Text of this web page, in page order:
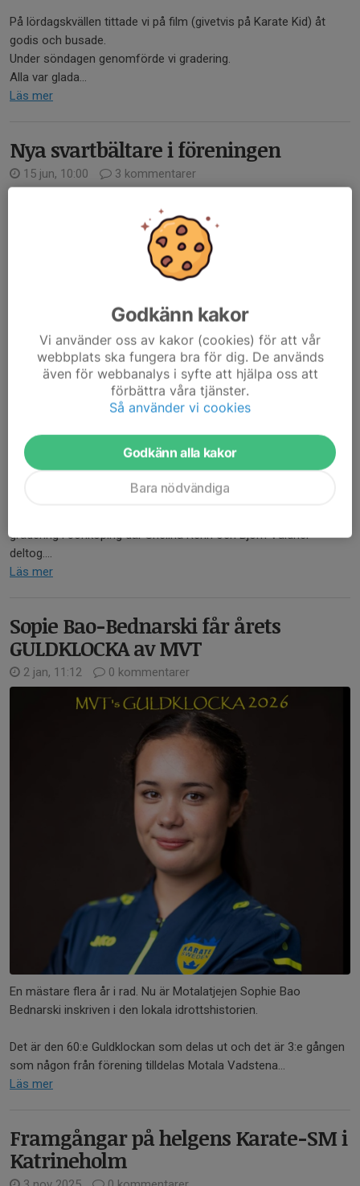
På lördagskvällen tittade vi på film (givetvis på Karate Kid) åt
godis och busade.
Under söndagen genomförde vi gradering.
Alla var glada...
Läs mer
Nya svartbältare i föreningen
15 jun, 10:00 3 kommentarer
Vi som förening är otroligt stolta och glada att vi numera har
ytterligare 2 "svartbältare" i föreningen.
gradering i Jönköping där Shelina Rehn och Björn Valdner
deltog....
Läs mer
Sopie Bao-Bednarski får årets
GULDKLOCKA av MVT
2 jan, 11:12 0 kommentarer
En mästare flera år i rad. Nu är Motalatjejen Sophie Bao
Bednarski inskriven i den lokala idrottshistorien.
Det är den 60:e Guldklockan som delas ut och det är 3:e gången
som någon från förening tilldelas Motala Vadstena...
Läs mer
Framgångar på helgens Karate-SM i
Katrineholm
Godkänn kakor
Vi använder oss av kakor (cookies) för att vår
webbplats ska fungera bra för dig. De används
även för webbanalys i syfte att hjälpa oss att
förbättra våra tjänster.
Så använder vi cookies
Godkänn alla kakor
Bara nödvändiga